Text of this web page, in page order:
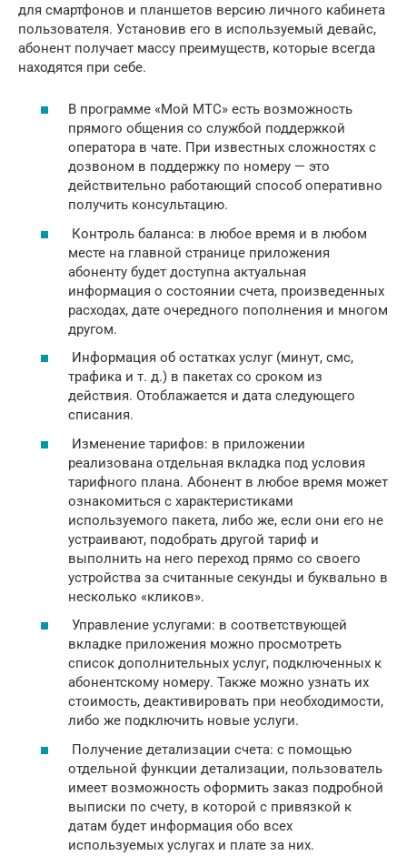
для смартфонов и планшетов версию личного кабинета
пользователя. Установив его в используемый девайс,
абонент получает массу преимуществ, которые всегда
находятся при себе.
В программе «Мой МТС» есть возможность
прямого общения со службой поддержкой
оператора в чате. При известных сложностях с
дозвоном в поддержку по номеру — это
действительно работающий способ оперативно
получить консультацию.
Контроль баланса: в любое время и в любом
месте на главной странице приложения
абоненту будет доступна актуальная
информация о состоянии счета, произведенных
расходах, дате очередного пополнения и многом
другом.
Информация об остатках услуг (минут, смс,
трафика и т. д.) в пакетах со сроком из
действия. Отоблажается и дата следующего
списания.
Изменение тарифов: в приложении
реализована отдельная вкладка под условия
тарифного плана. Абонент в любое время может
ознакомиться с характеристиками
используемого пакета, либо же, если они его не
устраивают, подобрать другой тариф и
выполнить на него переход прямо со своего
устройства за считанные секунды и буквально в
несколько «кликов».
Управление услугами: в соответствующей
вкладке приложения можно просмотреть
список дополнительных услуг, подключенных к
абонентскому номеру. Также можно узнать их
стоимость, деактивировать при необходимости,
либо же подключить новые услуги.
Получение детализации счета: с помощью
отдельной функции детализации, пользователь
имеет возможность оформить заказ подробной
выписки по счету, в которой с привязкой к
датам будет информация обо всех
используемых услугах и плате за них.